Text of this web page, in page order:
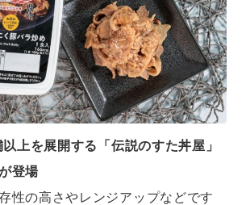
上を展開する「伝説のすた丼屋」
登場
性の高さやレンジアップなどです